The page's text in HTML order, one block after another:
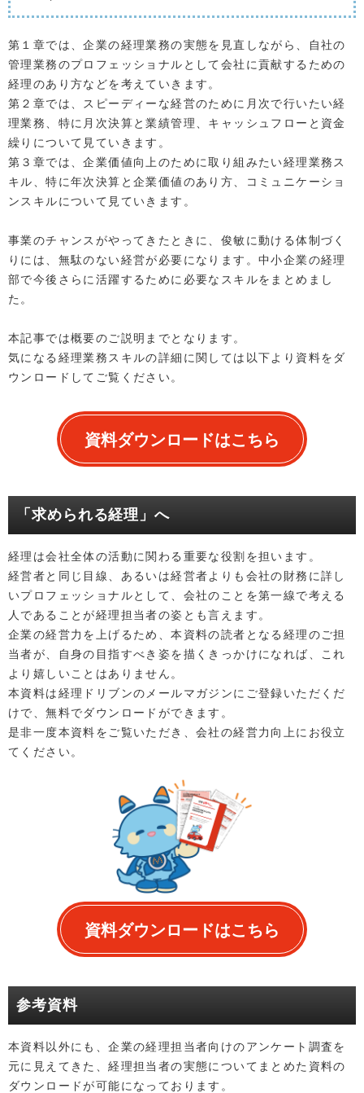
第１章では、企業の経理業務の実態を見直しながら、自社の
管理業務のプロフェッショナルとして会社に貢献するための
経理のあり方などを考えていきます。
第２章では、スピーディーな経営のために月次で行いたい経
理業務、特に月次決算と業績管理、キャッシュフローと資金
繰りについて見ていきます。
第３章では、企業価値向上のために取り組みたい経理業務ス
キル、特に年次決算と企業価値のあり方、コミュニケーショ
ンスキルについて見ていきます。
事業のチャンスがやってきたときに、俊敏に動ける体制づく
りには、無駄のない経営が必要になります。中小企業の経理
部で今後さらに活躍するために必要なスキルをまとめまし
た。
本記事では概要のご説明までとなります。
気になる経理業務スキルの詳細に関しては以下より資料をダ
ウンロードしてご覧ください。
資料ダウンロードはこちら
「求められる経理」へ
経理は会社全体の活動に関わる重要な役割を担います。
経営者と同じ目線、あるいは経営者よりも会社の財務に詳し
いプロフェッショナルとして、会社のことを第一線で考える
人であることが経理担当者の姿とも言えます。
企業の経営力を上げるため、本資料の読者となる経理のご担
当者が、自身の目指すべき姿を描くきっかけになれば、これ
より嬉しいことはありません。
本資料は経理ドリブンのメールマガジンにご登録いただくだ
けで、無料でダウンロードができます。
是非一度本資料をご覧いただき、会社の経営力向上にお役立
てください。
資料ダウンロードはこちら
参考資料
本資料以外にも、企業の経理担当者向けのアンケート調査を
元に見えてきた、経理担当者の実態についてまとめた資料の
ダウンロードが可能になっております。